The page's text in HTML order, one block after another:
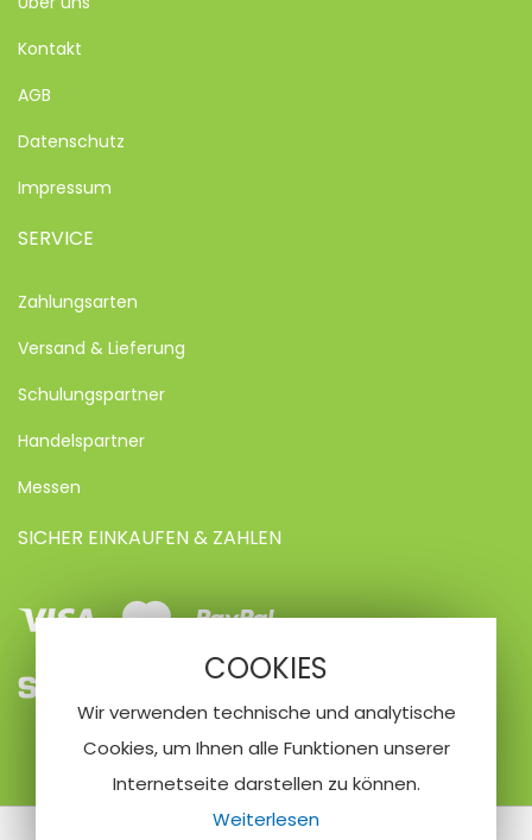
COOKIES
Wir verwenden technische und analytische
Cookies, um Ihnen alle Funktionen unserer
Internetseite darstellen zu können.
Weiterlesen
Kontakt
AGB
Datenschutz
Impressum
SERVICE
Zahlungsarten
Versand & Lieferung
Schulungspartner
Handelspartner
Messen
SICHER EINKAUFEN & ZAHLEN
VisaMastercard
Paypal
Lastschrifteinzug
VorkasseKreditkarte